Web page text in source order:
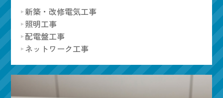
新築・改修電気工事
照明工事
配電盤工事
ネットワーク工事